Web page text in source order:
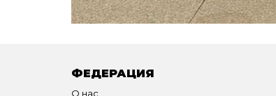
ФЕДЕРАЦИЯ
О нас